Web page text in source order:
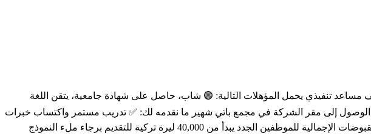
مساعد تنفيذي يحمل المؤهلات التالية: 🟣 شاب، حاصل على شهادة جامعية، يتقن اللغة
الوصول إلى مقر الشركة في مجمع باتي شهير ما نقدمه لك: ✅ تدريب مستمر واكتساب خبرات
قيّمة بفترات قصيرة ✅ بيئة عمل احترافية وإبداعية ✅ بدلات: مواصلات | اتصالات | طعام ✅ رواتب مجزية، سلم المقبوضات الإجمالية للموظفين الجدد يبدأ من 40,000 ليرة تركية للتقديم برجاء ملء النموذج